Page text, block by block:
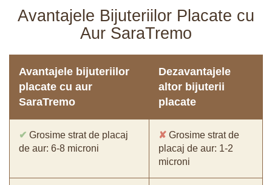
Avantajele Bijuteriilor Placate cu
Aur SaraTremo
Avantajele bijuteriilor
placate cu aur
SaraTremo
Dezavantajele
altor bijuterii
placate
✔ Grosime strat de placaj
de aur: 6-8 microni
✘ Grosime strat de
placaj de aur: 1-2
microni